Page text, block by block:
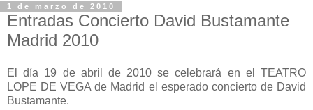
1 de marzo de 2010
Entradas Concierto David Bustamante
Madrid 2010
El día 19 de abril de 2010 se celebrará en el TEATRO
LOPE DE VEGA de Madrid el esperado concierto de David
Bustamante.